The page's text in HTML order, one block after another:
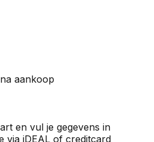
na aankoop
en vul je gegevens in
via iDEAL of creditcard